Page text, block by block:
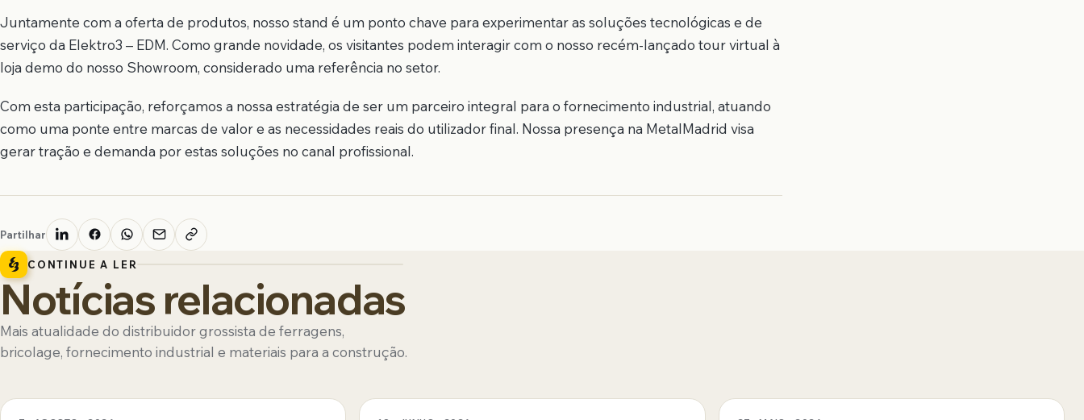
Juntamente com a oferta de produtos, nosso stand é um ponto chave para experimentar as soluções tecnológicas e de
serviço da Elektro3 – EDM. Como grande novidade, os visitantes podem interagir com o nosso recém-lançado tour virtual à
loja demo do nosso Showroom, considerado uma referência no setor.
Com esta participação, reforçamos a nossa estratégia de ser um parceiro integral para o fornecimento industrial, atuando
como uma ponte entre marcas de valor e as necessidades reais do utilizador final. Nossa presença na MetalMadrid visa
gerar tração e demanda por estas soluções no canal profissional.
Partilhar
CONTINUE A LER
Notícias relacionadas
Mais atualidade do distribuidor grossista de ferragens,
bricolage, fornecimento industrial e materiais para a construção.